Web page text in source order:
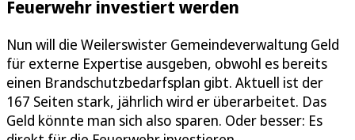
Feuerwehr investiert werden
Nun will die Weilerswister Gemeindeverwaltung Geld
für externe Expertise ausgeben, obwohl es bereits
einen Brandschutzbedarfsplan gibt. Aktuell ist der
167 Seiten stark, jährlich wird er überarbeitet. Das
Geld könnte man sich also sparen. Oder besser: Es